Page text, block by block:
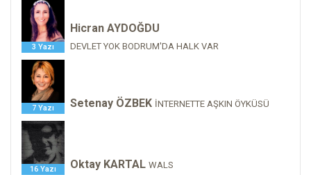
3 Yazı
Hicran AYDOĞDU
DEVLET YOK BODRUM'DA HALK VAR
7 Yazı Setenay ÖZBEK İNTERNETTE AŞKIN ÖYKÜSÜ
16 Yazı Oktay KARTAL WALS